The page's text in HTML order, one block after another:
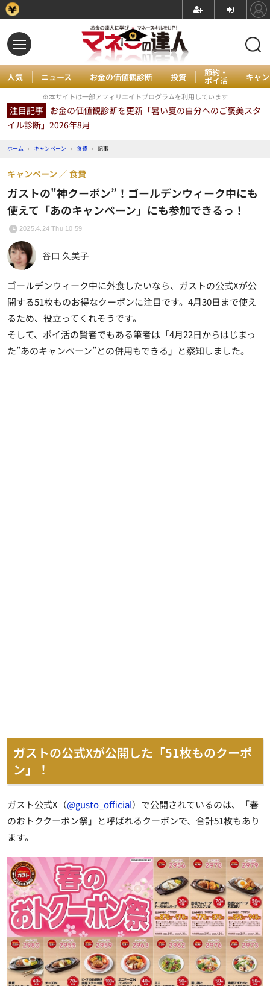
人気 ニュース お金の価値観診断 投資 節約・
ポイ活 キャ
※本サイトは一部アフィリエイトプログラムを利用しています
注目記事 お金の価値観診断を更新「暑い夏の自分へのご褒美スタ
イル診断」2026年8月
ホーム › キャンペーン › 食費 › 記事
ガストの"神クーポン”！ゴールデンウィーク中にも
使えて「あのキャンペーン」にも参加できるっ！
キャンペーン 食費
2025.4.24 Thu 10:59
谷口 久美子
ゴールデンウィーク中に外食したいなら、ガストの公式Xが公
開する51枚ものお得なクーポンに注目です。4月30日まで使え
るため、役立ってくれそうです。
そして、ポイ活の賢者でもある筆者は「4月22日からはじまっ
た”あのキャンペーン”との併用もできる」と察知しました。
ガストの公式Xが公開した「51枚ものクーポ
ン」！
ガスト公式X（@gusto_official）で公開されているのは、「春
のおトククーポン祭」と呼ばれるクーポンで、合計51枚もあり
ます。